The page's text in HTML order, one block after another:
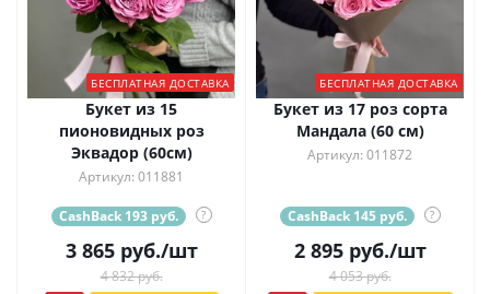
БЕСПЛАТНАЯ ДОСТАВКА
Букет из 15
пионовидных роз
Эквадор (60см)
Артикул: 011881
CashBack 193 руб. ?
3 865руб./шт
4 832 руб.
БЕСПЛАТНАЯ ДОСТАВКА
Букет из 17 роз сорта
Мандала (60 см)
Артикул: 011872
CashBack 145 руб. ?
2 895руб./шт
4 053 руб.